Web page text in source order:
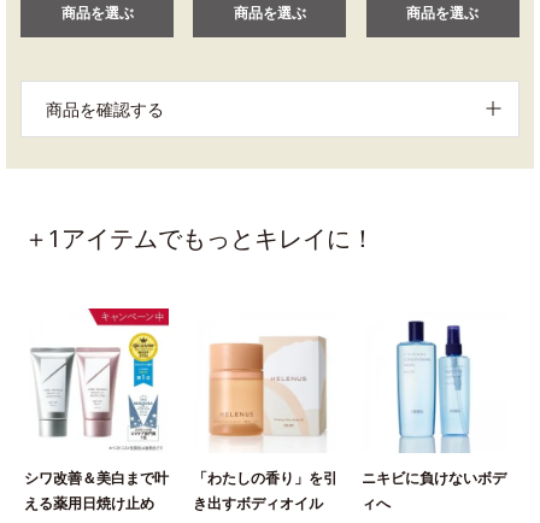
商品を選ぶ 商品を選ぶ 商品を選ぶ
商品を確認する
＋1アイテムでもっとキレイに！
シワ改善＆美白まで叶
える薬用日焼け止め
「わたしの香り」を引
き出すボディオイル
ニキビに負けないボデ
ィへ